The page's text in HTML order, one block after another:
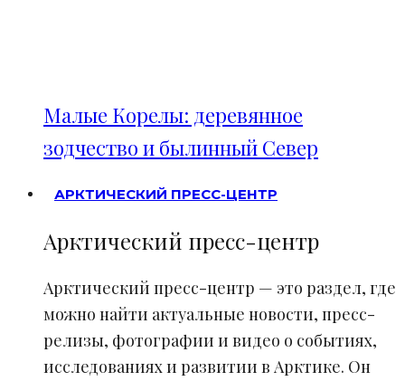
Малые Корелы: деревянное
зодчество и былинный Север
АРКТИЧЕСКИЙ ПРЕСС-ЦЕНТР
Арктический пресс-центр
Арктический пресс-центр — это раздел, где
можно найти актуальные новости, пресс-
релизы, фотографии и видео о событиях,
исследованиях и развитии в Арктике. Он